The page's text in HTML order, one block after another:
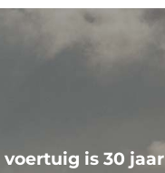
is 30 jaar